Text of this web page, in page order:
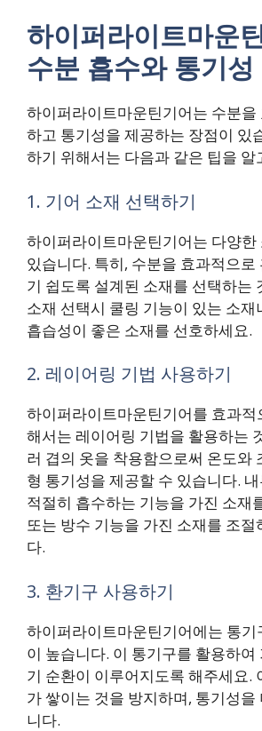
하이퍼라이트마운
수분 흡수와 통기성
하이퍼라이트마운틴기어는 수분을
하고 통기성을 제공하는 장점이 있
하기 위해서는 다음과 같은 팁을 알
1. 기어 소재 선택하기
하이퍼라이트마운틴기어는 다양한
있습니다. 특히, 수분을 효과적으
기 쉽도록 설계된 소재를 선택하는
소재 선택시 쿨링 기능이 있는 소재
흡습성이 좋은 소재를 선호하세요.
2. 레이어링 기법 사용하기
하이퍼라이트마운틴기어를 효과적
해서는 레이어링 기법을 활용하는
러 겹의 옷을 착용함으로써 온도와
형 통기성을 제공할 수 있습니다.
적절히 흡수하는 기능을 가진 소재
또는 방수 기능을 가진 소재를 조절
다.
3. 환기구 사용하기
하이퍼라이트마운틴기어에는 통기
이 높습니다. 이 통기구를 활용하여
기 순환이 이루어지도록 해주세요.
가 쌓이는 것을 방지하며, 통기성을
니다.